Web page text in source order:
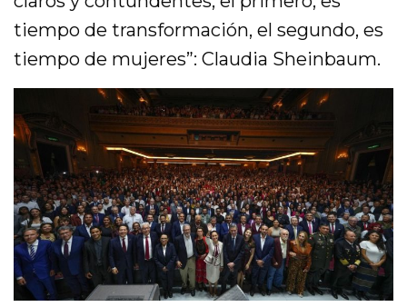
tiempo de transformación, el segundo, es
tiempo de mujeres”: Claudia Sheinbaum.